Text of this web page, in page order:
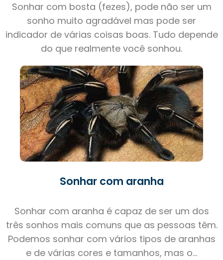
Sonhar com bosta (fezes), pode não ser um
sonho muito agradável mas pode ser
indicador de várias coisas boas. Tudo depende
do que realmente você sonhou.
Sonhar com aranha
Sonhar com aranha é capaz de ser um dos
três sonhos mais comuns que as pessoas têm.
Podemos sonhar com vários tipos de aranhas
e de várias cores e tamanhos, mas o...